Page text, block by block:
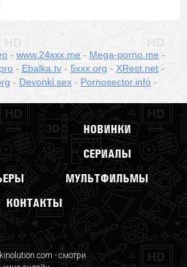
- www.24xxx.me - Mega-porno.me -
- Ebalka.tv - 5xxx.org - XRest.net -
- Devonki.sex - Pornosector.info -
НОВИНКИ
СЕРИАЛЫ
МУЛЬТФИЛЬМЫ
КОНТАКТЫ
- смотри